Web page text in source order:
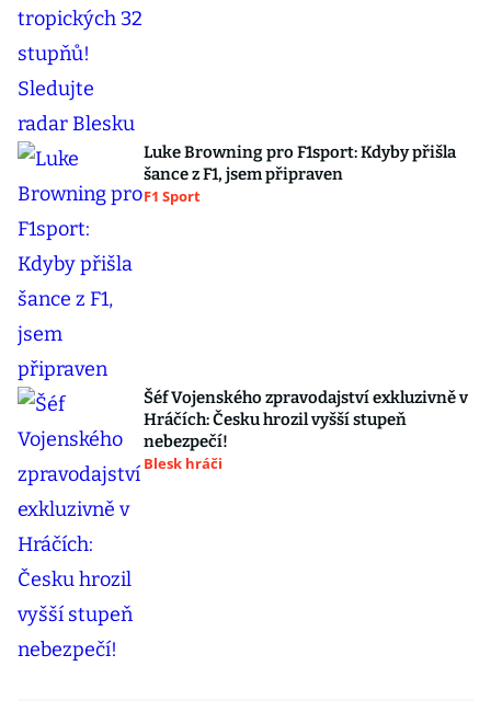
Luke Browning pro F1sport: Kdyby přišla
šance z F1, jsem připraven
F1 Sport
Šéf Vojenského zpravodajství exkluzivně v
Hráčích: Česku hrozil vyšší stupeň
nebezpečí!
Blesk hráči